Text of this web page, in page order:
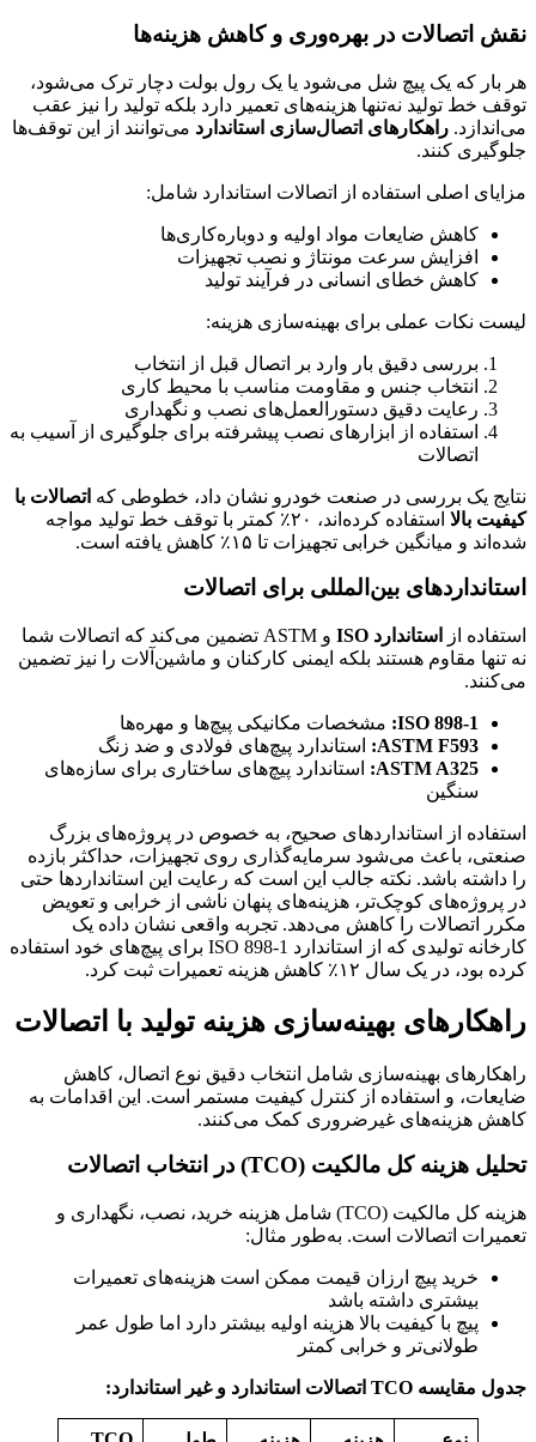
نقش اتصالات در بهره‌وری و کاهش هزینه‌ها
هر بار که یک پیچ شل می‌شود یا یک رول بولت دچار ترک می‌شود،
توقف خط تولید نه‌تنها هزینه‌های تعمیر دارد بلکه تولید را نیز عقب
می‌اندازد. راهکارهای اتصال‌سازی استاندارد می‌توانند از این توقف‌ها
جلوگیری کنند.
مزایای اصلی استفاده از اتصالات استاندارد شامل:
کاهش ضایعات مواد اولیه و دوباره‌کاری‌ها
افزایش سرعت مونتاژ و نصب تجهیزات
کاهش خطای انسانی در فرآیند تولید
لیست نکات عملی برای بهینه‌سازی هزینه:
بررسی دقیق بار وارد بر اتصال قبل از انتخاب
انتخاب جنس و مقاومت مناسب با محیط کاری
رعایت دقیق دستورالعمل‌های نصب و نگهداری
استفاده از ابزارهای نصب پیشرفته برای جلوگیری از آسیب به
اتصالات
نتایج یک بررسی در صنعت خودرو نشان داد، خطوطی که اتصالات با
کیفیت بالا
استفاده کرده‌اند، ۲۰٪ کمتر با توقف خط تولید مواجه
شده‌اند و میانگین خرابی تجهیزات تا ۱۵٪ کاهش یافته است.
استانداردهای بین‌المللی برای اتصالات
استفاده از استاندارد ISO
و ASTM تضمین می‌کند که اتصالات شما
نه تنها مقاوم هستند بلکه ایمنی کارکنان و ماشین‌آلات را نیز تضمین
می‌کنند.
ISO 898-1: مشخصات مکانیکی پیچ‌ها و مهره‌ها
ASTM F593:
استاندارد پیچ‌های فولادی و ضد زنگ
ASTM A325:
استاندارد پیچ‌های ساختاری برای سازه‌های
سنگین
استفاده از استانداردهای صحیح، به خصوص در پروژه‌های بزرگ
صنعتی، باعث می‌شود سرمایه‌گذاری روی تجهیزات، حداکثر بازده
را داشته باشد. نکته جالب این است که رعایت این استانداردها حتی
در پروژه‌های کوچک‌تر، هزینه‌های پنهان ناشی از خرابی و تعویض
مکرر اتصالات را کاهش می‌دهد. تجربه واقعی نشان داده یک
کارخانه تولیدی که از استاندارد ISO 898-1 برای پیچ‌های خود استفاده
کرده بود، در یک سال ۱۲٪ کاهش هزینه تعمیرات ثبت کرد.
راهکارهای بهینه‌سازی هزینه تولید با اتصالات
راهکارهای بهینه‌سازی شامل انتخاب دقیق نوع اتصال، کاهش
ضایعات، و استفاده از کنترل کیفیت مستمر است. این اقدامات به
کاهش هزینه‌های غیرضروری کمک می‌کنند.
تحلیل هزینه کل مالکیت (TCO) در انتخاب اتصالات
هزینه کل مالکیت (TCO) شامل هزینه خرید، نصب، نگهداری و
تعمیرات اتصالات است. به‌طور مثال:
خرید پیچ ارزان قیمت ممکن است هزینه‌های تعمیرات
بیشتری داشته باشد
پیچ با کیفیت بالا هزینه اولیه بیشتر دارد اما طول عمر
طولانی‌تر و خرابی کمتر
جدول مقایسه TCO اتصالات استاندارد و غیر استاندارد: